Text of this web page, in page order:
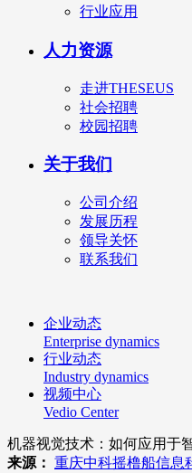
行业应用
人力资源
走进THESEUS
社会招聘
校园招聘
关于我们
公司介绍
发展历程
领导关怀
联系我们
企业动态
Enterprise dynamics
行业动态
Industry dynamics
视频中心
Vedio Center
机器视觉技术：如何应用于
来源： 重庆中科摇橹船信息